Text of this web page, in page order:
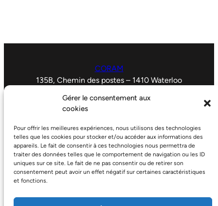
Gérer le consentement aux
cookies
Pour offrir les meilleures expériences, nous utilisons des technologies
telles que les cookies pour stocker et/ou accéder aux informations des
appareils. Le fait de consentir à ces technologies nous permettra de
traiter des données telles que le comportement de navigation ou les ID
uniques sur ce site. Le fait de ne pas consentir ou de retirer son
consentement peut avoir un effet négatif sur certaines caractéristiques
et fonctions.
CORAM
135B, Chemin des postes – 1410 Waterloo
coram.info@gmail.com
Je m’inscris à la newsletter
Politique de confidentialité↗
Actualités↗
Contact ↗